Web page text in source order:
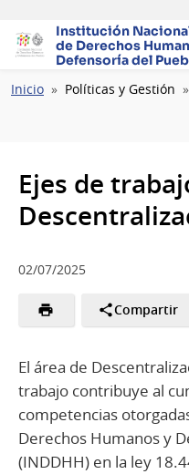
Institución
de Derechos
Defensoría del
Ruta
Inicio Políticas y Gestión
Ejes de
02/07/2025
Compartir
El área de
trabajo contribuye al
competencias
Derechos Humanos y
(INDDHH) en la ley